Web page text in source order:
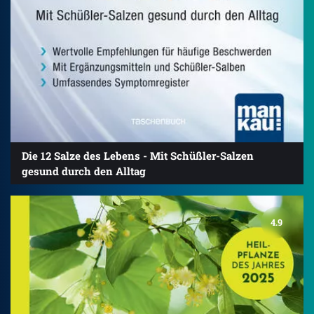
Die 12 Salze des Lebens - Mit Schüßler-Salzen
gesund durch den Alltag
4.9